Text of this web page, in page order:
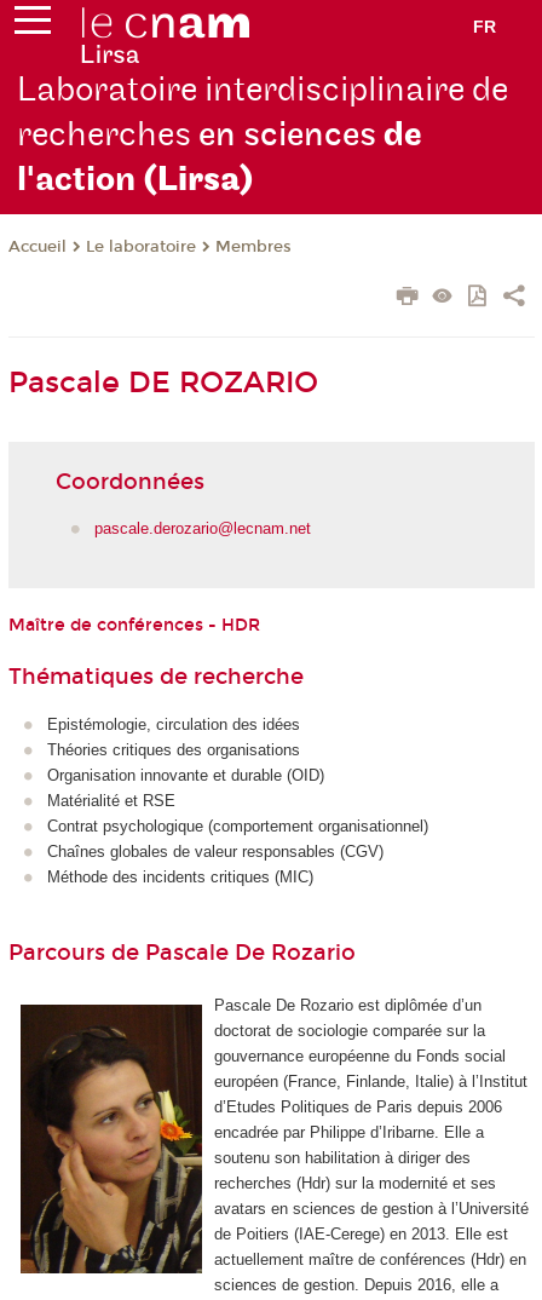
FR
Laboratoire interdisciplinaire de
recherches en sciencesde
l'action (Lirsa)
Accueil Le laboratoire Membres
Pascale DE ROZARIO
Coordonnées
pascale.derozario@lecnam.net
Maître de conférences - HDR
Thématiques de recherche
Epistémologie, circulation des idées
Théories critiques des organisations
Organisation innovante et durable (OID)
Matérialité et RSE
Contrat psychologique (comportement organisationnel)
Chaînes globales de valeur responsables (CGV)
Méthode des incidents critiques (MIC)
Parcours de Pascale De Rozario
Pascale De Rozario est diplômée d’un
doctorat de sociologie comparée sur la
gouvernance européenne du Fonds social
européen (France, Finlande, Italie) à l’Institut
d’Etudes Politiques de Paris depuis 2006
encadrée par Philippe d’Iribarne. Elle a
soutenu son habilitation à diriger des
recherches (Hdr) sur la modernité et ses
avatars en sciences de gestion à l’Université
de Poitiers (IAE-Cerege) en 2013. Elle est
actuellement maître de conférences (Hdr) en
sciences de gestion. Depuis 2016, elle a